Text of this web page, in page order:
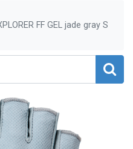
FF GEL jade gray S